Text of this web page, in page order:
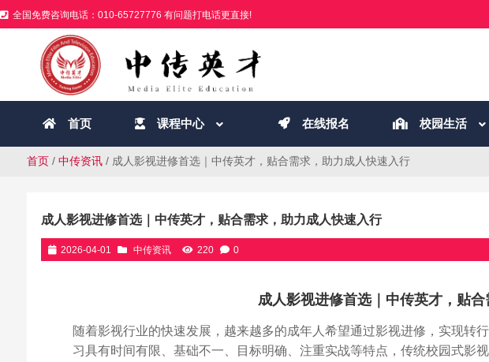
全国免费咨询电话：010-65727776 有问题打电话更直接!
首页 课程中心 在线报名 校园生活
首页/ 中传资讯/ 成人影视进修首选｜中传英才，贴合需求，助力成人快速入行
成人影视进修首选｜中传英才，贴合需求，助力成人快速入行
2026-04-01 中传资讯 220 0
成人影视进修首选｜中传英才，贴合需求，
随着影视行业的快速发展，越来越多的成年人希望通过影视进修，实现转
习具有时间有限、基础不一、目标明确、注重实战等特点，传统校园式影